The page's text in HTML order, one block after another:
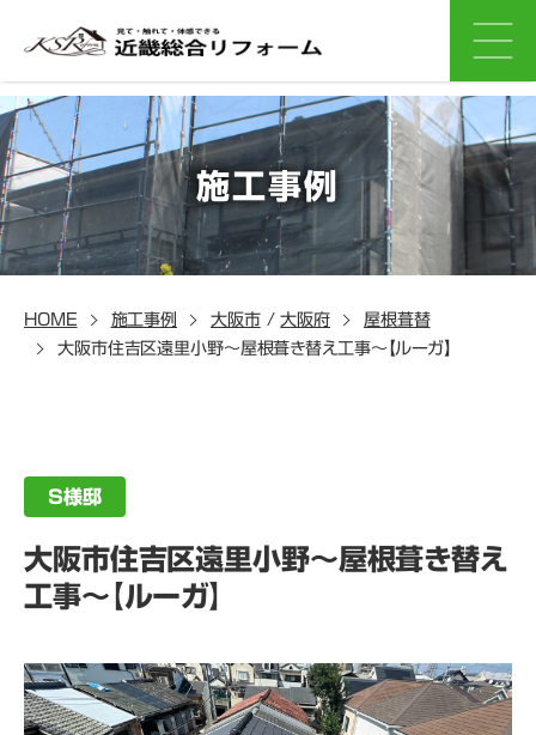
施工事例
HOME 施工事例 大阪市/大阪府
屋根葺替
大阪市住吉区遠里小野～屋根葺き替え工事～【ルーガ】
S様邸
大阪市住吉区遠里小野～屋根葺き替え
工事～【ルーガ】